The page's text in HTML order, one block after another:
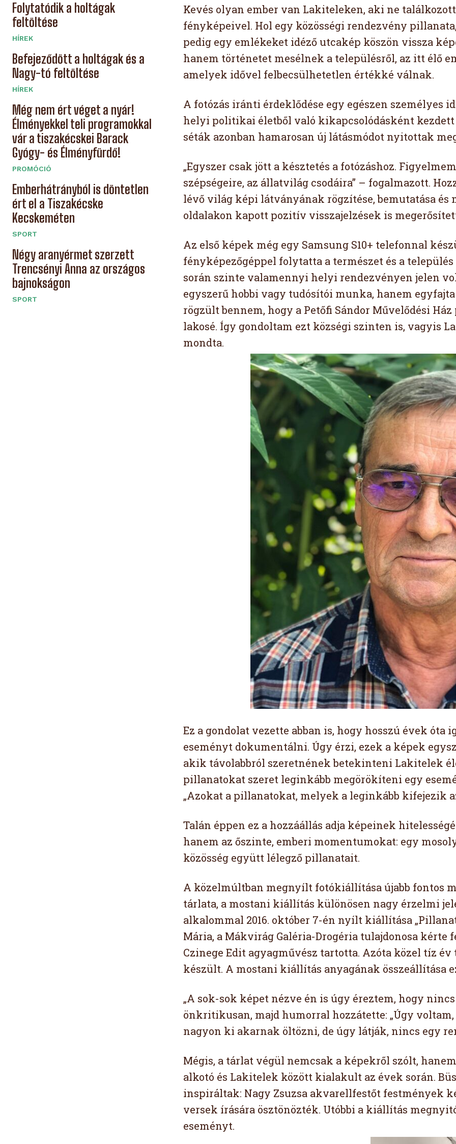
Folytatódik a holtágak
feltöltése
HÍREK
Befejeződött a holtágak és a
Nagy-tó feltöltése
HÍREK
Még nem ért véget a nyár!
Élményekkel teli programokkal
vár a tiszakécskei Barack
Gyógy- és Élményfürdő!
PROMÓCIÓ
Emberhátrányból is döntetlen
ért el a Tiszakécske
Kecskeméten
SPORT
Négy aranyérmet szerzett
Trencsényi Anna az országos
bajnokságon
SPORT
Kevés olyan ember van Lakiteleken, aki ne
fényképeivel. Hol egy közösségi rendezvény
pedig egy emlékeket idéző utcakép köszön vissza
hanem történetet mesélnek a településről, az itt élő
amelyek idővel felbecsülhetetlen értékké válnak.
A fotózás iránti érdeklődése egy egészen személyes
helyi politikai életből való kikapcsolódásként kezdett
séták azonban hamarosan új látásmódot nyitottak
„Egyszer csak jött a késztetés a fotózáshoz.
szépségeire, az állatvilág csodáira” – fogalmazott.
lévő világ képi látványának rögzítése, bemutatása és
oldalakon kapott pozitív visszajelzések is
Az első képek még egy Samsung S10+ telefonnal
fényképezőgéppel folytatta a természet és a
során szinte valamennyi helyi rendezvényen jelen
egyszerű hobbi vagy tudósítói munka, hanem
rögzült bennem, hogy a Petőfi Sándor Művelődési
lakosé. Így gondoltam ezt községi szinten is, vagyis
mondta.
Ez a gondolat vezette abban is, hogy hosszú évek
eseményt dokumentálni. Úgy érzi, ezek a képek
akik távolabbról szeretnének betekinteni Lakitelek
pillanatokat szeret leginkább megörökíteni egy
„Azokat a pillanatokat, melyek a leginkább kifejezik
Talán éppen ez a hozzáállás adja képeinek
hanem az őszinte, emberi momentumokat: egy
közösség együtt lélegző pillanatait.
A közelmúltban megnyílt fotókiállítása újabb fontos
tárlata, a mostani kiállítás különösen nagy érzelmi
alkalommal 2016. október 7-én nyílt kiállítása
Mária, a Mákvirág Galéria-Drogéria tulajdonosa kérte
Czinege Edit agyagművész tartotta. Azóta közel tíz
készült. A mostani kiállítás anyagának összeállítása
„A sok-sok képet nézve én is úgy éreztem, hogy
önkritikusan, majd humorral hozzátette: „Úgy
nagyon ki akarnak öltözni, de úgy látják, nincs egy
Mégis, a tárlat végül nemcsak a képekről szólt,
alkotó és Lakitelek között kialakult az évek során.
inspiráltak: Nagy Zsuzsa akvarellfestőt festmények
versek írására ösztönözték. Utóbbi a kiállítás
eseményt.